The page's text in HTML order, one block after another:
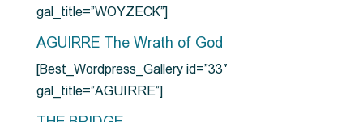
gal_title=”WOYZECK”]
AGUIRRE The Wrath of God
[Best_Wordpress_Gallery id=”33″
gal_title=”AGUIRRE”]